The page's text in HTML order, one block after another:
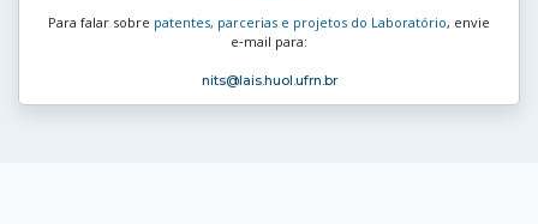
Para falar sobre patentes, parcerias e projetos do Laboratório, envie
e‑mail para:
nits@lais.huol.ufrn.br